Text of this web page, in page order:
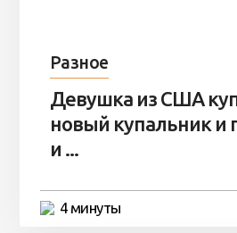
Разное
Девушка из США
новый купальник и
и ...
4 минуты